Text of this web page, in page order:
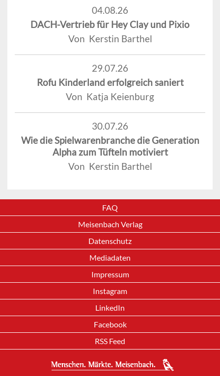
04.08.26
DACH-Vertrieb für Hey Clay und Pixio
Von Kerstin Barthel
29.07.26
Rofu Kinderland erfolgreich saniert
Von Katja Keienburg
30.07.26
Wie die Spielwarenbranche die Generation
Alpha zum Tüfteln motiviert
Von Kerstin Barthel
FAQ
Meisenbach Verlag
Datenschutz
Mediadaten
Impressum
Instagram
LinkedIn
Facebook
RSS Feed